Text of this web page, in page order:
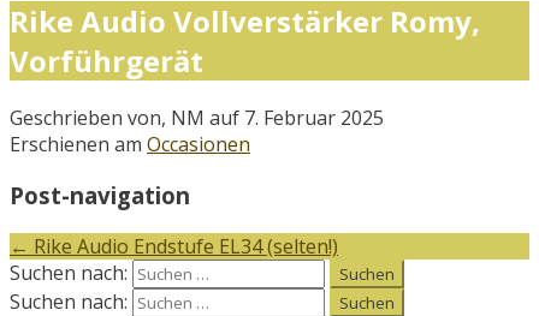
Rike Audio Vollverstärker Romy,
Vorführgerät
Geschrieben von, NM auf 7. Februar 2025
Erschienen am Occasionen
Post-navigation
← Rike Audio Endstufe EL34 (selten!)
Suchen nach:
Suchen nach: